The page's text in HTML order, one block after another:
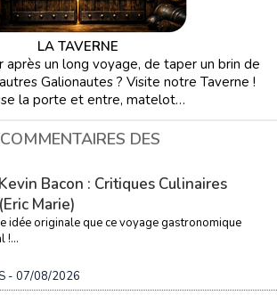
LA TAVERNE
après un long voyage, de taper un brin de
Galionautes ? Visite notre Taverne !
la porte et entre, matelot…
DES
Bacon : Critiques Culinaires
Marie)
idée originale que ce voyage gastronomique
!...
- 07/08/2026